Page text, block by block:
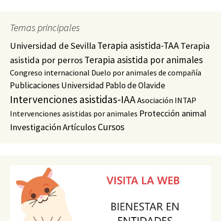
Temas principales
Universidad de Sevilla Terapia asistida-TAA Terapia
asistida por perros Terapia asistida por animales
Congreso internacional Duelo por animales de compañía
PublicacionesUniversidad Pablo de Olavide
Intervenciones asistidas-IAAAsociación INTAP
Intervenciones asistidas por animales Protección animal
InvestigaciónArtículos Cursos